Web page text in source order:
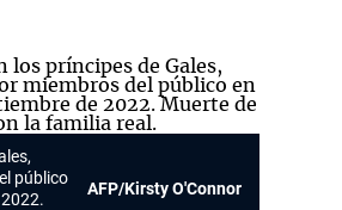
público
AFP/Kirsty O'Connor